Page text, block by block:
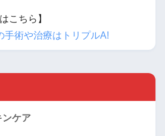
こちら】
手術や治療はトリプルA!
ケア